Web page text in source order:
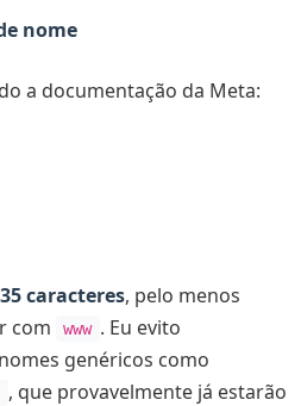
nome
a documentação da Meta:
caracteres, pelo menos
com www . Eu evito
genéricos como
, que provavelmente já estarão